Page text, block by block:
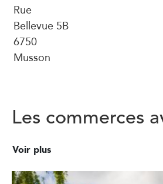
Rue
Bellevue 5B
6750
Musson
Les commerces
Voir plus